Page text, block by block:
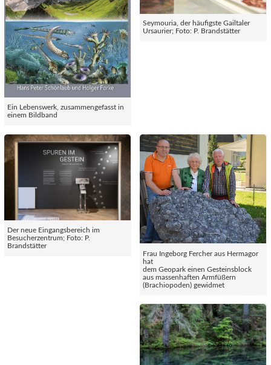
Ein Lebenswerk, zusammengefasst in
einem Bildband
Seymouria, der häufigste Gailtaler
Ursaurier; Foto: P. Brandstätter
Der neue Eingangsbereich im
Besucherzentrum; Foto: P.
Brandstätter
Frau Ingeborg Fercher aus Hermagor
hat
dem Geopark einen Gesteinsblock
aus massenhaften Armfüßern
(Brachiopoden) gewidmet